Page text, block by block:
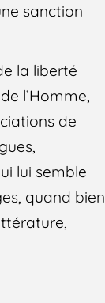
sanction
la liberté
l’Homme,
de
lui semble
quand bien